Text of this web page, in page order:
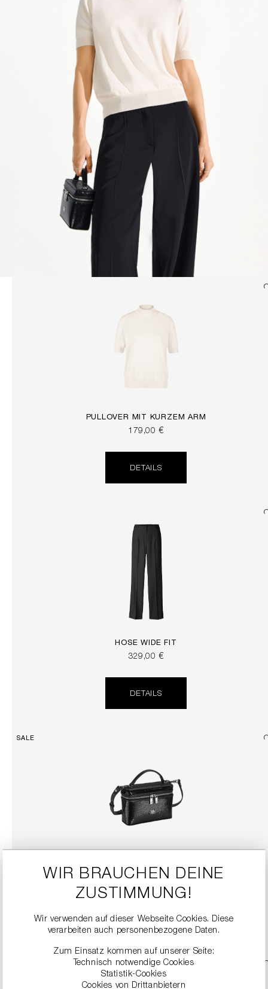
PULLOVER MIT KURZEM ARM
179,00 €
DETAILS
HOSE WIDE FIT
329,00 €
DETAILS
SALE
HANDTASCHE MIT ABNEHMBAREN TRAGERIEMEN
DETAILS
WIR BRAUCHEN DEINE
ZUSTIMMUNG!
Wir verwenden auf dieser Webseite Cookies. Diese
verarbeiten auch personenbezogene Daten.
Zum Einsatz kommen auf unserer Seite:
Technisch notwendige Cookies
Statistik-Cookies
Cookies von Drittanbietern